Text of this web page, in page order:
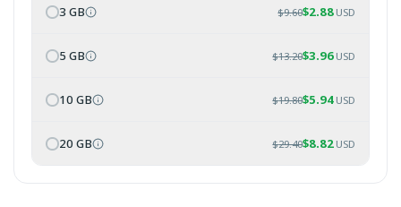
3 GB $9.60$2.88 USD
5 GB $13.20$3.96 USD
10 GB $19.80$5.94 USD
20 GB $29.40$8.82 USD